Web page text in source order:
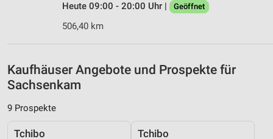
Heute 09:00 - 20:00 Uhr |
Geöffnet
506,40 km
Kaufhäuser Angebote und Prospekte für
Sachsenkam
9 Prospekte
Tchibo Tchibo
Verwendung reduzierter Daten zur Auswahl von
Werbeanzeigen
Verwendung von Profilen zur Auswahl
von Inhalten